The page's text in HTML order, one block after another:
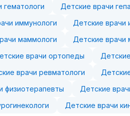
гематологи Детские врачи
иммунологи
Детские врачи
маммологи
Детские врачи
врачи ортопеды
врачи ревматологи
физиотерапевты Детские
Детские врачи